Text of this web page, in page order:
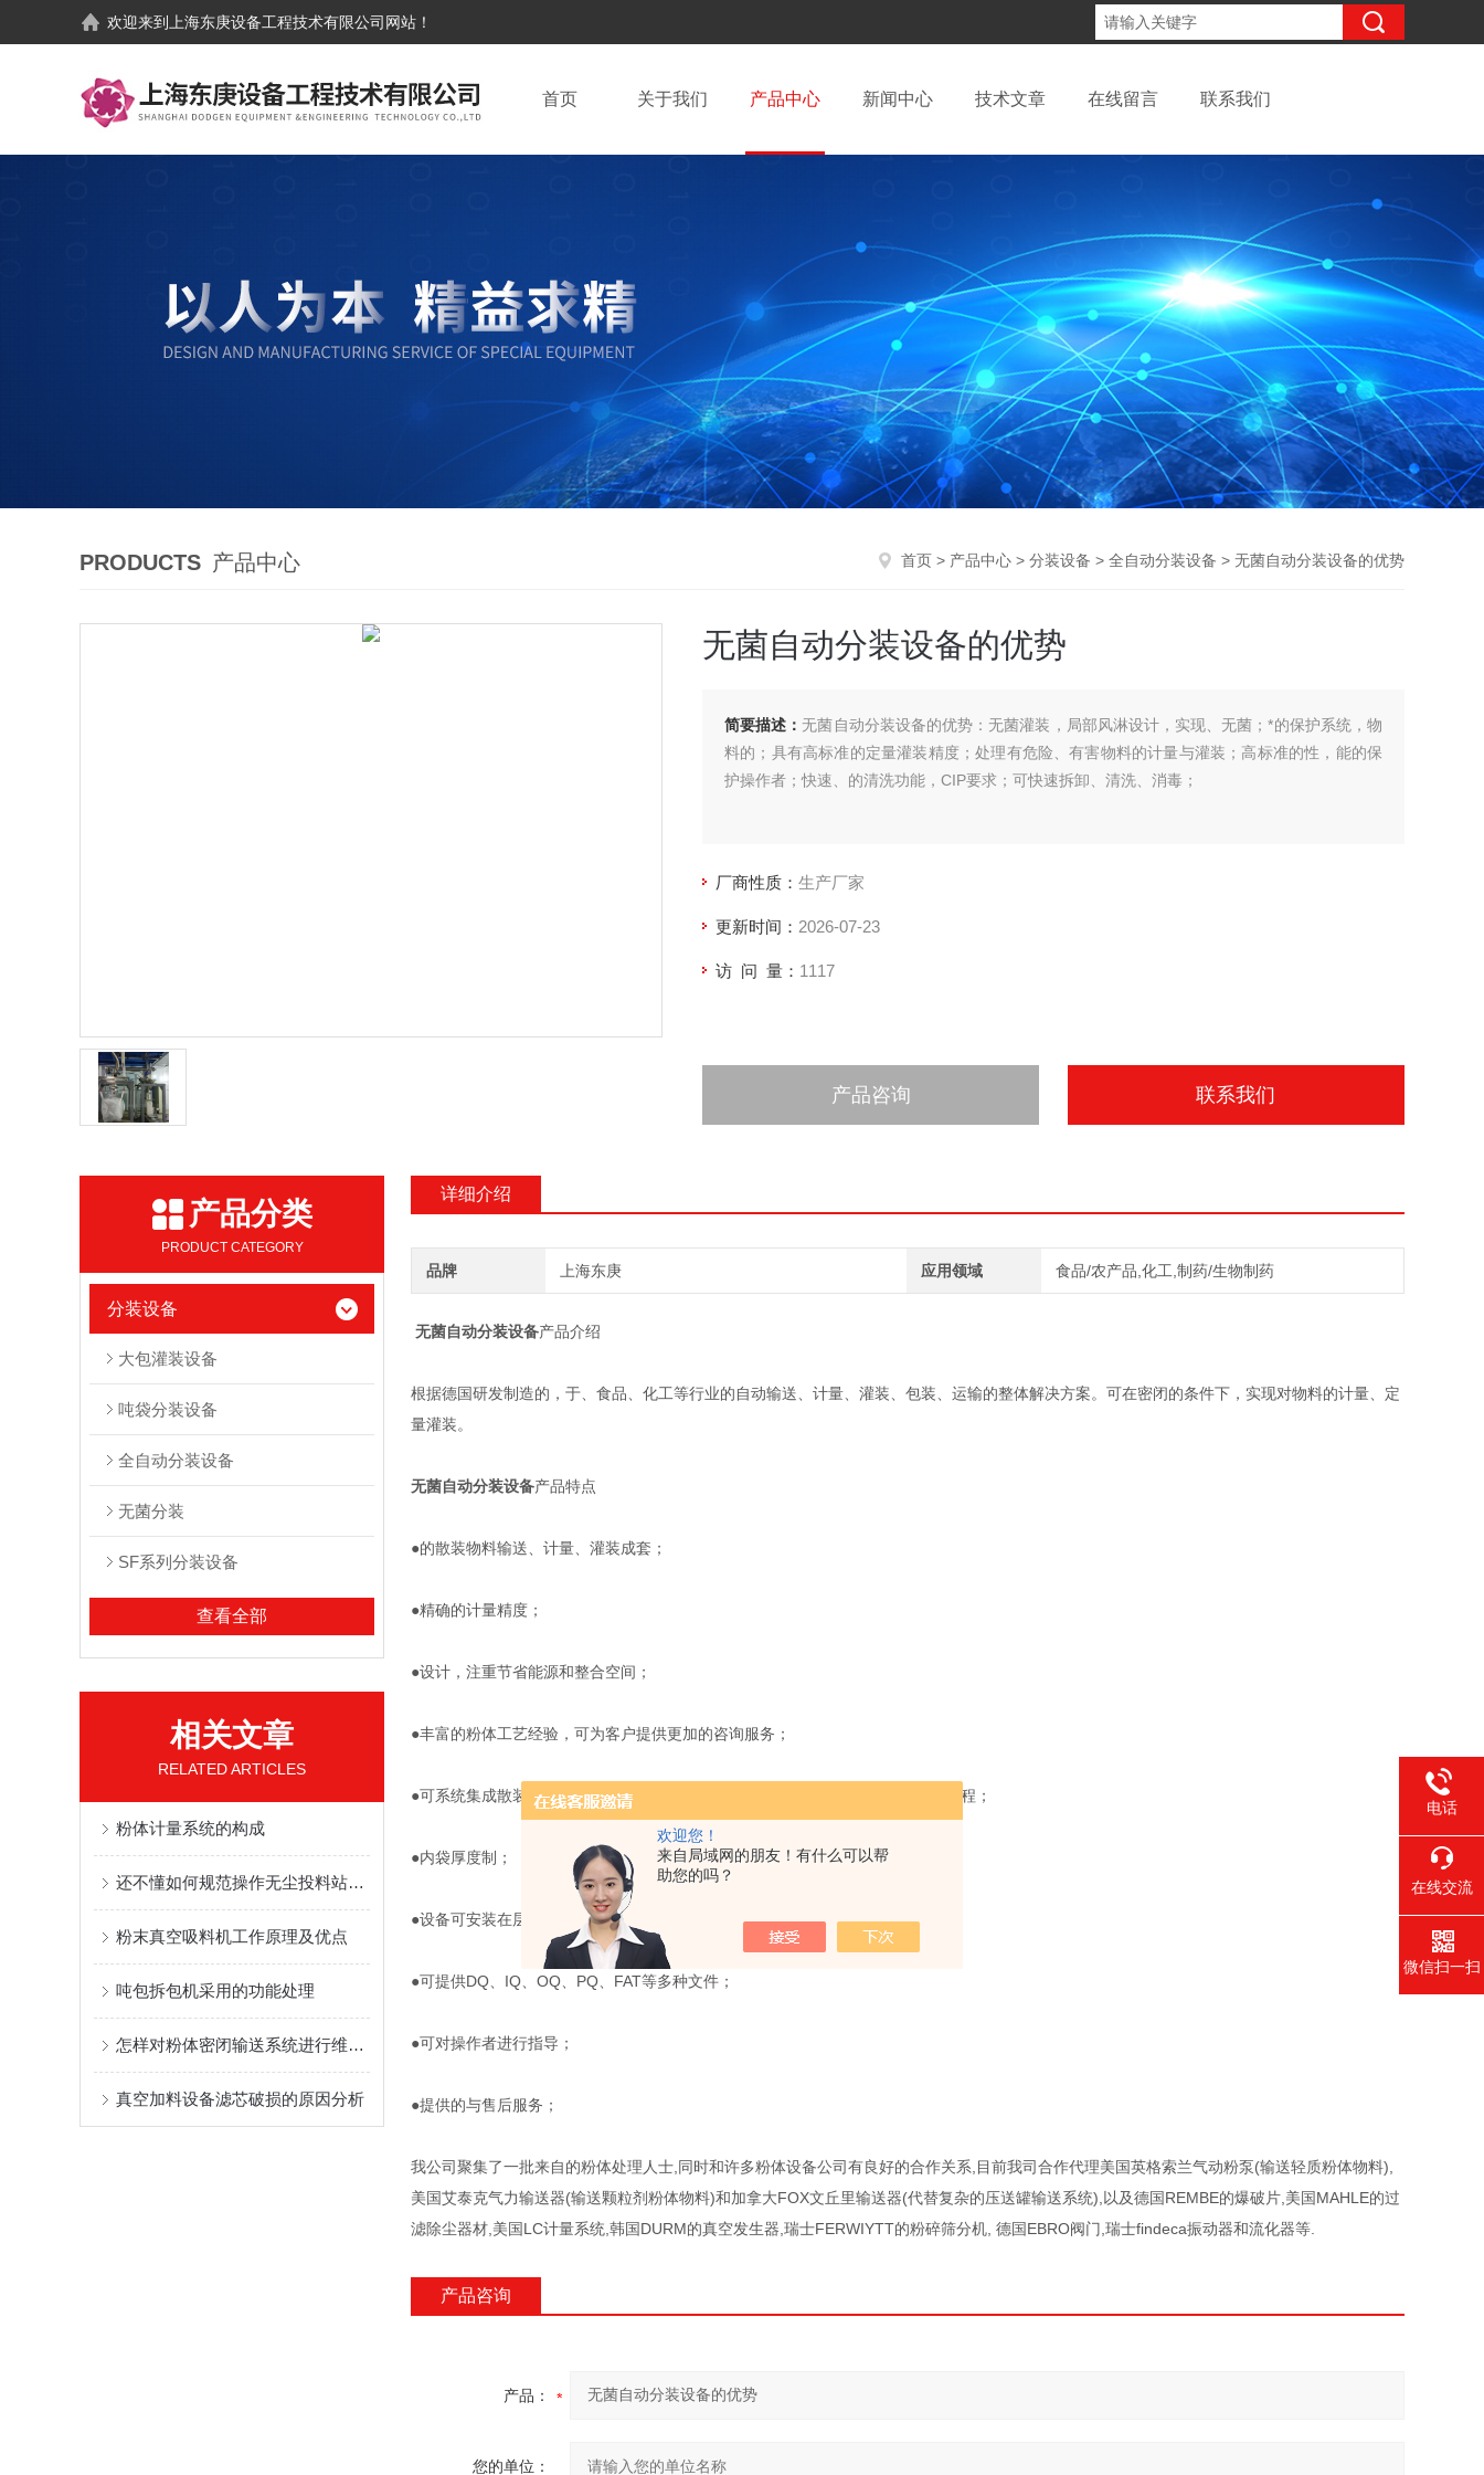
欢迎您！
来自局域网的朋友！有什么可以帮
助您的吗？
欢迎来到 上海东庚设备工程技术有限公司 网站！
首页 关于我们 产品中心 新闻中心 技术文章 在线留言 联系我们
PRODUCTS 产品中心 首页 > 产品中心 > 分装设备 > 全自动分装设备 > 无菌自动分装设备的优势
无菌自动分装设备的优势
简要描述：无菌自动分装设备的优势：无菌灌装，局部风淋设计，实现、无菌；*的保护系统，物
料的；具有高标准的定量灌装精度；处理有危险、有害物料的计量与灌装；高标准的性，能的保
护操作者；快速、的清洗功能，CIP要求；可快速拆卸、清洗、消毒；
厂商性质： 生产厂家
更新时间： 2026-07-23
访 问 量： 1117
产品咨询 联系我们
产品分类
PRODUCT CATEGORY
分装设备
大包灌装设备
吨袋分装设备
全自动分装设备
无菌分装
SF系列分装设备
查看全部
相关文章
RELATED ARTICLES
粉体计量系统的构成
还不懂如何规范操作无尘投料站吗,戳进来瞧瞧
粉末真空吸料机工作原理及优点
吨包拆包机采用的功能处理
怎样对粉体密闭输送系统进行维护和保养？
真空加料设备滤芯破损的原因分析
详细介绍
品牌 上海东庚 应用领域 食品/农产品,化工,制药/生物制药
无菌自动分装设备产品介绍
根据德国研发制造的，于、食品、化工等行业的自动输送、计量、灌装、包装、运输的整体解决方案。可在密闭的条件下，实现对物料的计量、定
量灌装。
无菌自动分装设备产品特点
●的散装物料输送、计量、灌装成套；
●精确的计量精度；
●设计，注重节省能源和整合空间；
●丰富的粉体工艺经验，可为客户提供更加的咨询服务；
●可系统集成散装物料的粉碎、碾磨、筛分、制粒、输送、计量、灌装整个工艺流程；
●内袋厚度制；
●设备可安装在层流室内；
●可提供DQ、IQ、OQ、PQ、FAT等多种文件；
●可对操作者进行指导；
●提供的与售后服务；
我公司聚集了一批来自的粉体处理人士,同时和许多粉体设备公司有良好的合作关系,目前我司合作代理美国英格索兰气动粉泵(输送轻质粉体物料),
美国艾泰克气力输送器(输送颗粒剂粉体物料)和加拿大FOX文丘里输送器(代替复杂的压送罐输送系统),以及德国REMBE的爆破片,美国MAHLE的过
滤除尘器材,美国LC计量系统,韩国DURM的真空发生器,瑞士FERWIYTT的粉碎筛分机, 德国EBRO阀门,瑞士findeca振动器和流化器等.
产品咨询
产品：
您的单位：
电话
在线交流
微信扫一扫